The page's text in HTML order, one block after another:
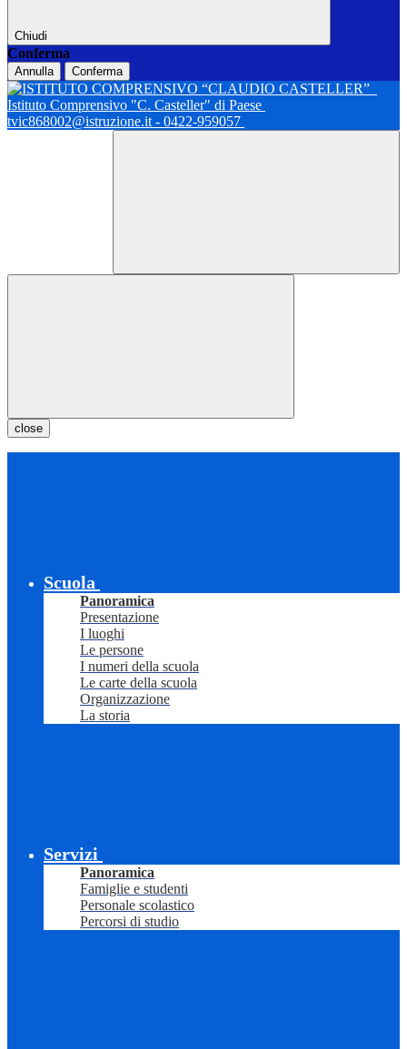
Chiudi
Conferma
Annulla Conferma
Istituto Comprensivo "C. Casteller" di Paese
tvic868002@istruzione.it - 0422-959057
close
Scuola
Panoramica
Presentazione
I luoghi
Le persone
I numeri della scuola
Le carte della scuola
Organizzazione
La storia
Servizi
Panoramica
Famiglie e studenti
Personale scolastico
Percorsi di studio